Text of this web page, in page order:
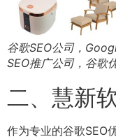
谷歌SEO公司，
SEO推广公司，谷歌
二、慧新
作为专业的谷歌SEO